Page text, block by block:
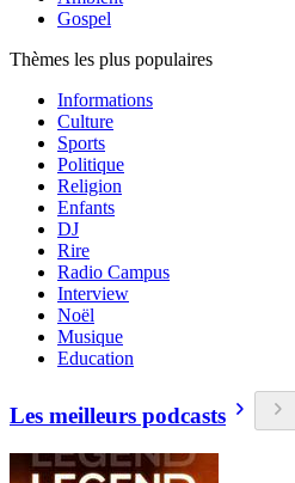
Gospel
Thèmes les plus populaires
Informations
Culture
Sports
Politique
Religion
Enfants
DJ
Rire
Radio Campus
Interview
Noël
Musique
Education
Les meilleurs podcasts